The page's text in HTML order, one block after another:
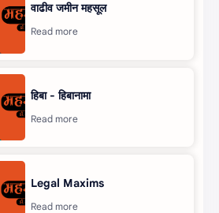
वाढीव जमीन महसूल
हिबा - हिबानामा
Legal Maxims